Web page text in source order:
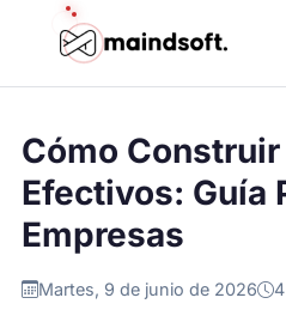
Inicio / Blog
Práctica...
Cómo
Efectivos: Guía
Empresas
Martes, 9 de junio de 2026